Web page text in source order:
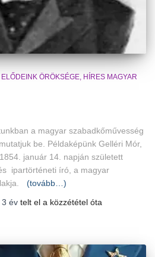
ELŐDEINK ÖRÖKSÉGE HÍRES MAGYAR
a magyar szabadkőművesség
be. Példaképünk Gelléri Mór,
január 14. napján született
ipartörténeti író, a magyar
(tovább…)
3 év telt el a közzététel óta